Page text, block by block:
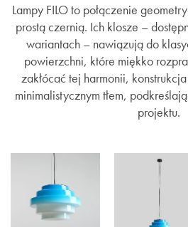
Lampy FILO to połączenie
prostą czernią. Ich klosze –
wariantach – nawiązują do
powierzchni, które miękko
zakłócać tej harmonii,
minimalistycznym tłem,
projektu.